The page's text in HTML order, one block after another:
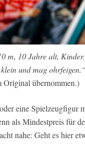
m, 10 Jahre alt,
und mag ohrfeigen.“
Original übernommen.)
eine Spielzeugfigur
als Mindestpreis für
nahe: Geht es hier